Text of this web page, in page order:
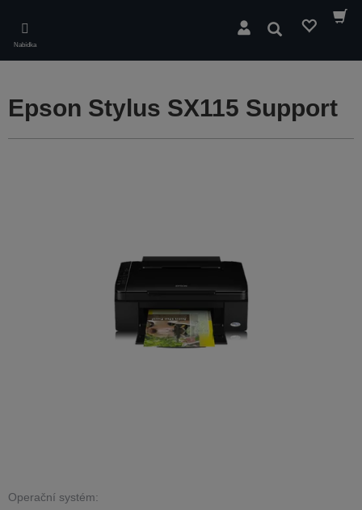
main
content
Nabídka
Hledat
Epson Stylus SX115 Support
Operační systém: